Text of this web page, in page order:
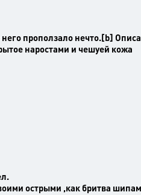
проползало нечто.[b]
наростами и чешуей кожа
острыми ,как бритва